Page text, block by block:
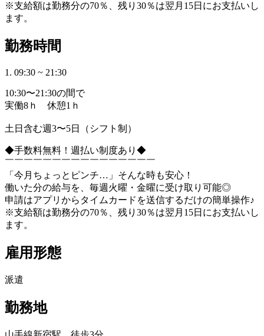
※支給額は勤務分の70％、残り30％は翌月15日にお支払いし
ます。
勤務時間
1. 09:30 ~ 21:30
10:30〜21:30の間で
実働8ｈ 休憩1ｈ
土日含む週3〜5日（シフト制）
◆手数料無料！週払い制度あり◆
￣￣￣￣￣￣￣￣￣￣￣￣￣￣￣￣
「今月ちょっとピンチ…」そんな時も安心！
働いた分の給与を、毎週火曜・金曜に受け取り可能◎
申請はアプリからタイムカードを送信するだけの簡単操作♪
※支給額は勤務分の70％、残り30％は翌月15日にお支払いし
ます。
雇用形態
派遣
勤務地